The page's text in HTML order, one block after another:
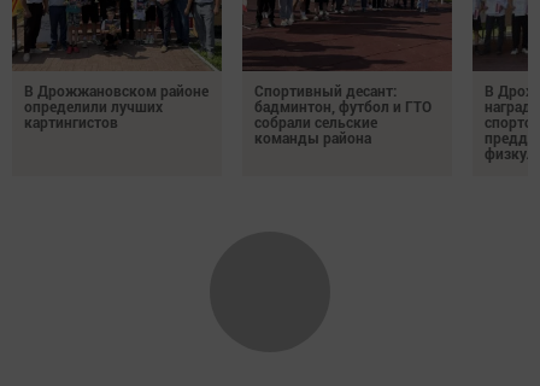
В Дрожжановском районе
определили лучших
картингистов
Спортивный десант:
бадминтон, футбол и ГТО
собрали сельские
команды района
В